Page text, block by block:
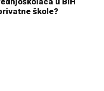
škole?